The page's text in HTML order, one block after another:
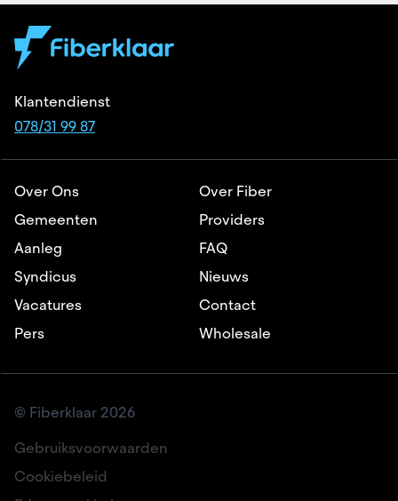
Klantendienst
078/31 99 87
Over Ons
Over Fiber
Gemeenten
Providers
Aanleg
FAQ
Syndicus
Nieuws
Vacatures
Contact
Pers
Wholesale
© Fiberklaar 2026
Gebruiksvoorwaarden
Cookiebeleid